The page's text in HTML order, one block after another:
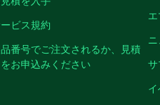
ビス規約
番号でご注文されるか、見積
をお申込みください